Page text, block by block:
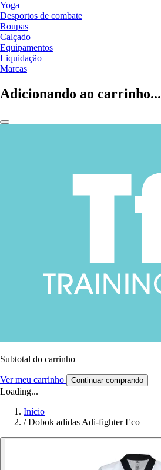
Yoga
Desportos de combate
Roupas
Calçado
Equipamentos
Liquidação
Marcas
Adicionando ao carrinho...
Subtotal do carrinho
Ver meu carrinho Continuar comprando
Loading...
Início
/ Dobok adidas Adi-fighter Eco